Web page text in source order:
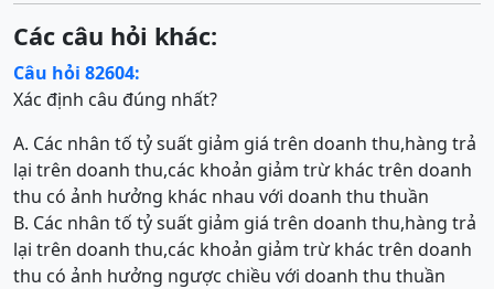
Các câu hỏi khác:
Câu hỏi 82604:
Xác định câu đúng nhất?
A. Các nhân tố tỷ suất giảm giá trên doanh thu,hàng trả
lại trên doanh thu,các khoản giảm trừ khác trên doanh
thu có ảnh hưởng khác nhau với doanh thu thuần
B. Các nhân tố tỷ suất giảm giá trên doanh thu,hàng trả
lại trên doanh thu,các khoản giảm trừ khác trên doanh
thu có ảnh hưởng ngược chiều với doanh thu thuần